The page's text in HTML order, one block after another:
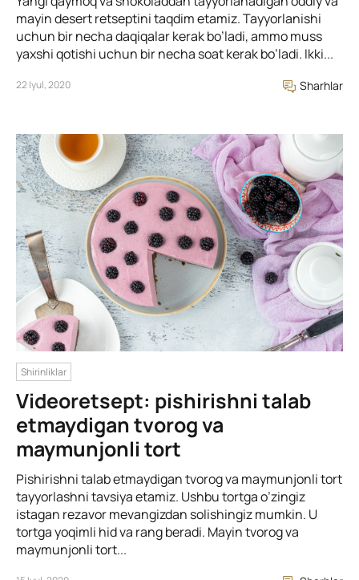
mayin desert retseptini taqdim etamiz. Tayyorlanishi
uchun bir necha daqiqalar kerak bo’ladi, ammo muss
yaxshi qotishi uchun bir necha soat kerak bo’ladi. Ikki...
22 Iyul, 2020 Sharhlar
Shirinliklar
Videoretsept: pishirishni talab
etmaydigan tvorog va
maymunjonli tort
Pishirishni talab etmaydigan tvorog va maymunjonli tort
tayyorlashni tavsiya etamiz. Ushbu tortga o’zingiz
istagan rezavor mevangizdan solishingiz mumkin. U
tortga yoqimli hid va rang beradi. Mayin tvorog va
maymunjonli tort...